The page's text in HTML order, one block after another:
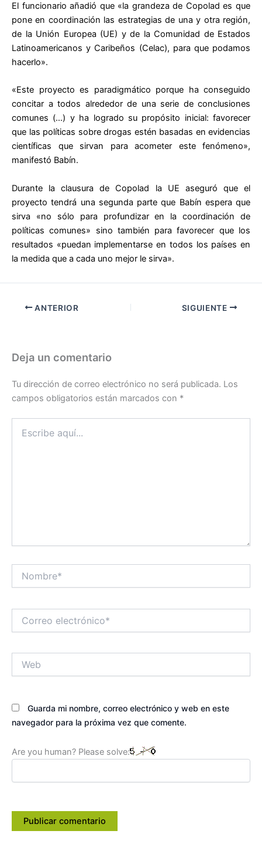
El funcionario añadió que «la grandeza de Copolad es que
pone en coordinación las estrategias de una y otra región,
de la Unión Europea (UE) y de la Comunidad de Estados
Latinoamericanos y Caribeños (Celac), para que podamos
hacerlo».
«Este proyecto es paradigmático porque ha conseguido
concitar a todos alrededor de una serie de conclusiones
comunes (…) y ha logrado su propósito inicial: favorecer
que las políticas sobre drogas estén basadas en evidencias
científicas que sirvan para acometer este fenómeno»,
manifestó Babín.
Durante la clausura de Copolad la UE aseguró que el
proyecto tendrá una segunda parte que Babín espera que
sirva «no sólo para profundizar en la coordinación de
políticas comunes» sino también para favorecer que los
resultados «puedan implementarse en todos los países en
la medida que a cada uno mejor le sirva».
ANTERIOR SIGUIENTE
Deja un comentario
Tu dirección de correo electrónico no será publicada. Los
campos obligatorios están marcados con *
aquí...
electrónico*
Guarda mi nombre, correo electrónico y web en este
navegador para la próxima vez que comente.
Are you human? Please solve: